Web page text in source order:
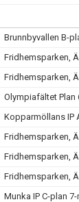
Brunnbyvallen B-
Fridhemsparken,
Fridhemsparken,
Olympiafältet Plan
Kopparmöllans IP
Fridhemsparken,
Fridhemsparken,
Fridhemsparken,
Munka IP C-plan